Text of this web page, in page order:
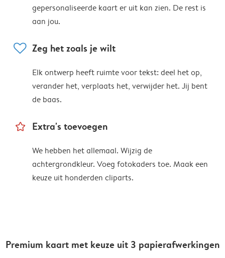
gepersonaliseerde kaart er uit kan zien. De rest is
aan jou.
heart Zeg het zoals je wilt
Elk ontwerp heeft ruimte voor tekst: deel het op,
verander het, verplaats het, verwijder het. Jij bent
de baas.
star_outline Extra's toevoegen
We hebben het allemaal. Wijzig de
achtergrondkleur. Voeg fotokaders toe. Maak een
keuze uit honderden cliparts.
Premium kaart met keuze uit 3 papierafwerkingen